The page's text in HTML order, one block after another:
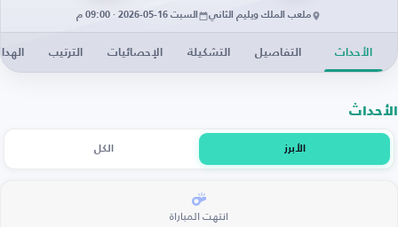
ملعب الملك ويليم الثاني السبت 16-05-2026 · 09:00 م
الأحداث التفاصيل التشكيلة الإحصائيات الترتيب
الأحداث
الأبرز الكل
انتهت المباراة